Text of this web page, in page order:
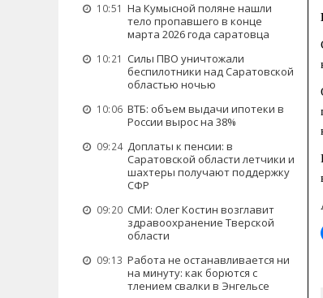
10:51 На Кумысной поляне нашли
тело пропавшего в конце
марта 2026 года саратовца
10:21 Силы ПВО уничтожали
беспилотники над Саратовской
областью ночью
10:06 ВТБ: объем выдачи ипотеки в
России вырос на 38%
09:24 Доплаты к пенсии: в
Саратовской области летчики и
шахтеры получают поддержку
СФР
09:20 СМИ: Олег Костин возглавит
здравоохранение Тверской
области
09:13 Работа не останавливается ни
на минуту: как борются с
тлением свалки в Энгельсе